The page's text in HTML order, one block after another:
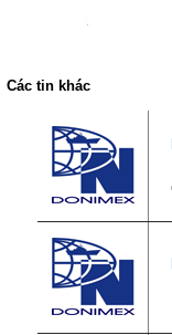
Các tin khác